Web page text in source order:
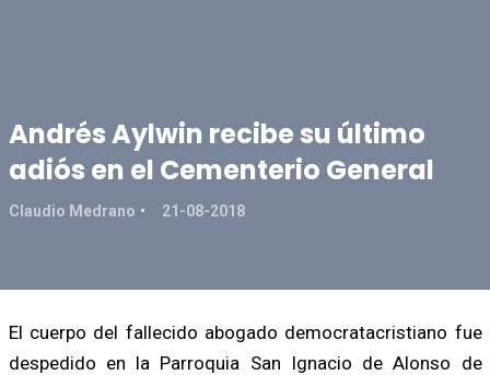
Andrés Aylwin recibe su último
adiós en el Cementerio General
Claudio Medrano 21-08-2018
El cuerpo del fallecido abogado democratacristiano fue
despedido en la Parroquia San Ignacio de Alonso de